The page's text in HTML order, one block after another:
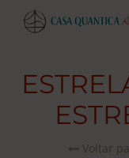
Pular
para
Voltar